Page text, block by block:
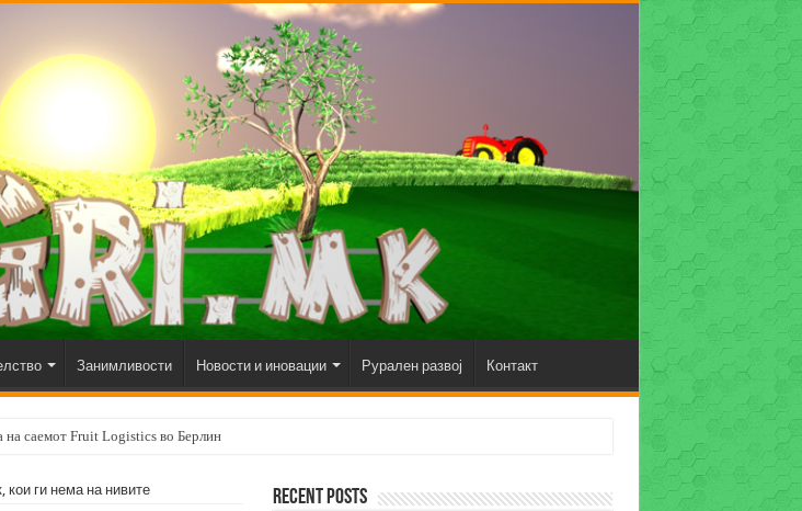
Занимливости Новости и иновации Рурален развој Контакт
на саемот Fruit Logistics во Берлин
кои ги нема на нивите Recent Posts